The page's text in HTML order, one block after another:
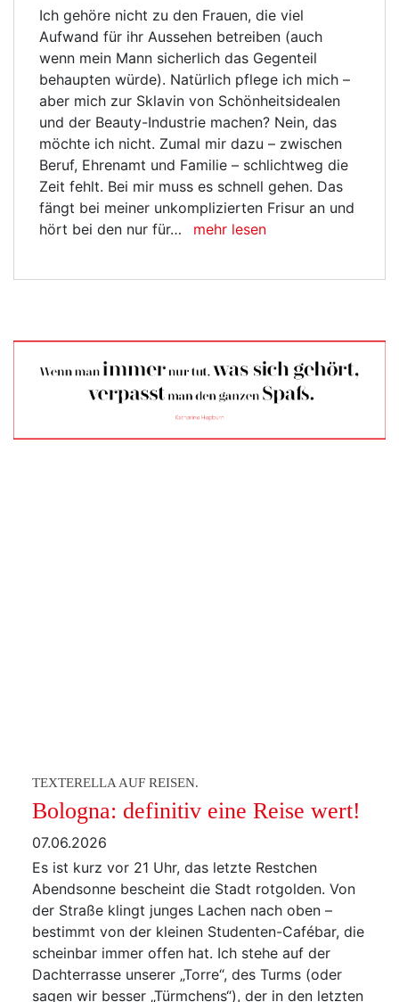
Ich gehöre nicht zu den Frauen, die viel
Aufwand für ihr Aussehen betreiben (auch
wenn mein Mann sicherlich das Gegenteil
behaupten würde). Natürlich pflege ich mich –
aber mich zur Sklavin von Schönheitsidealen
und der Beauty-Industrie machen? Nein, das
möchte ich nicht. Zumal mir dazu – zwischen
Beruf, Ehrenamt und Familie – schlichtweg die
Zeit fehlt. Bei mir muss es schnell gehen. Das
fängt bei meiner unkomplizierten Frisur an und
hört bei den nur für…
mehr lesen
TEXTERELLA AUF REISEN.
Bologna: definitiv eine Reise wert!
07.06.2026
Es ist kurz vor 21 Uhr, das letzte Restchen
Abendsonne bescheint die Stadt rotgolden. Von
der Straße klingt junges Lachen nach oben –
bestimmt von der kleinen Studenten-Cafébar, die
scheinbar immer offen hat. Ich stehe auf der
Dachterrasse unserer „Torre“, des Turms (oder
sagen wir besser „Türmchens“), der in den letzten